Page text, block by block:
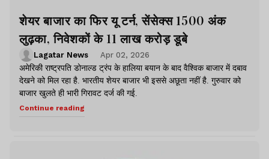
शेयर बाजार का फिर यू टर्न, सेंसेक्स 1500 अंक
लुढ़का, निवेशकों के 11 लाख करोड़ डूबे
Lagatar News
Apr 02, 2026
अमेरिकी राष्ट्रपति डोनाल्ड ट्रंप के हालिया बयान के बाद वैश्विक बाजार में दबाव
देखने को मिल रहा है. भारतीय शेयर बाजार भी इससे अछूता नहीं है. गुरुवार को
बाजार खुलते ही भारी गिरावट दर्ज की गई.
Continue reading